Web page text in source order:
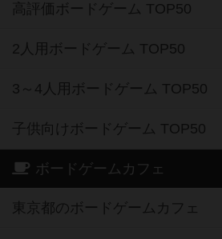
高評価ボードゲーム TOP50
2人用ボードゲーム TOP50
3～4人用ボードゲーム TOP50
子供向けボードゲーム TOP50
ボードゲームカフェ
東京都のボードゲームカフェ